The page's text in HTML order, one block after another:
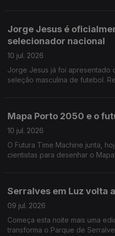
Jorge Jesus é
selecionador nacional
10 jul. 2026
Jorge Jesus já foi apresentado
seleção masculina de futebol.
Mapa Porto 2050 e o
10 jul. 2026
O Futura Time Machine junta,
cientistas para desenhar o
Serralves em Luz volta
09 jul. 2026
Começa esta noite mais uma
transforma o Parque de